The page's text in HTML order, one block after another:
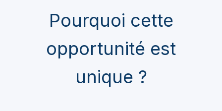
Pourquoi cette
opportunité est
unique ?